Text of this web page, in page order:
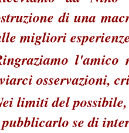
di una
migliori
l'amico
osservazioni,
limiti del
se di